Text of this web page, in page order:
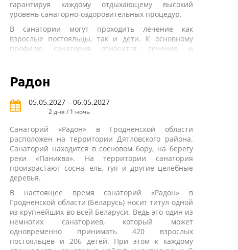
гарантируя каждому отдыхающему высокий
уровень санаторно-оздоровительных процедур.
В санатории могут проходить лечение как
взрослые постояльцы, так и дети. К основному
профилю санатория относится лечение и
пищеварения и эндокринной системы.
Расстройства питания и нарушения обмена
веществ у взрослых и детей, болезней
периферической нервной системы, болезней
костно-мышечной системы и соединительной
ткани.
В состав санатория входят три корпуса с жилыми
комнатами, лечебный корпус, столовая и
административное здание. Такая развитая
инфраструктура позволяет одновременно
размещать на территории санатория до 360
человек. Для проживания всем отдыхающим могут
быть предложены номера однокомнатного типа,
вмещающие в себя двоих или троих постояльцев
одновременно.
В инфраструктуру санатория входят крытый
бассейн и библиотека, спортивный зал, а также
Радон
05.05.2027 – 06.05.2027
2 дня / 1 ночь
Санаторий «Радон» в Гродненской области
расположен на территории Дятловского района.
Санаторий находится в сосновом бору, на берегу
реки «Паниква». На территории санатория
произрастают сосна, ель, туя и другие целебные
деревья.
В настоящее время санаторий «Радон» в
Гродненской области (Беларусь) носит титул одной
из крупнейших во всей Беларуси. Ведь это один из
немногих санаториев, который может
одновременно принимать 420 взрослых
постояльцев и 206 детей. При этом к каждому